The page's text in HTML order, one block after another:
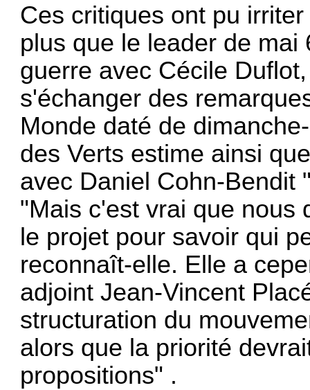
Ces critiques ont pu
plus que le leader de
guerre avec Cécile
s'échanger des
Monde daté de
des Verts estime ainsi
avec Daniel Cohn-Bendit
"Mais c'est vrai que nous
le projet pour savoir qui
reconnaît-elle. Elle a
adjoint Jean-Vincent
structuration du
alors que la priorité
propositions" .